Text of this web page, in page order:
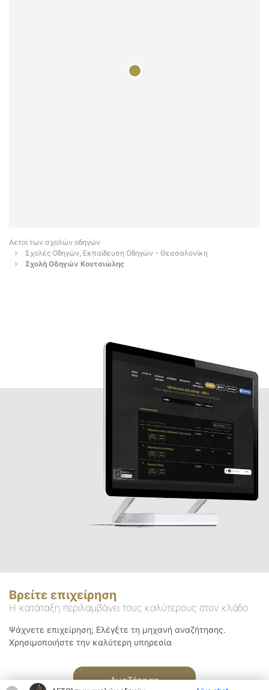
Αετοί των σχολών οδηγών
Σχολές Οδηγών, Εκπαίδευση Οδηγών - Θεσσαλονίκη
Σχολή Οδηγών Κουτσιώλης
Βρείτε επιχείρηση
Η κατάταξη περιλαμβάνει τους καλύτερους στον κλάδο
Ψάχνετε επιχείρηση; Ελέγξτε τη μηχανή αναζήτησης.
Χρησιμοποιήστε την καλύτερη υπηρεσία
Αναζήτηση